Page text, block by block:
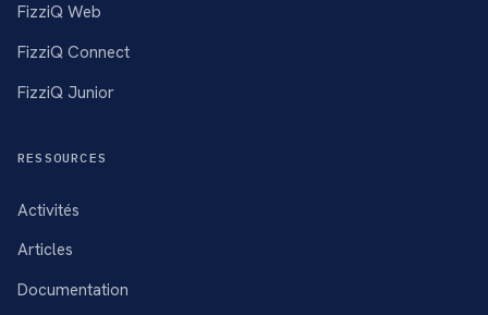
FizziQ Web
FizziQ Connect
FizziQ Junior
RESSOURCES
Activités
Articles
Documentation